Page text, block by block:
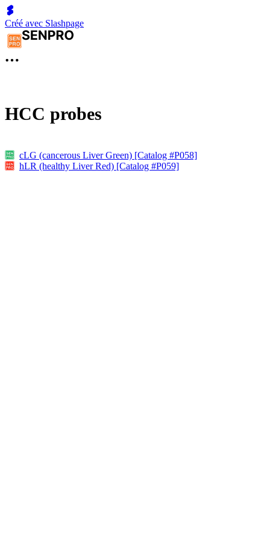
Créé avec Slashpage
HCC probes
cLG (cancerous Liver Green) [Catalog #P058]
hLR (healthy Liver Red) [Catalog #P059]